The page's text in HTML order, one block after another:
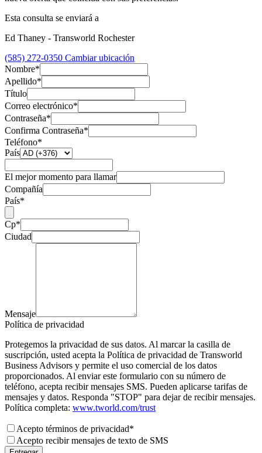
Esta consulta se enviará a
Ed Thaney - Transworld Rochester
(585) 272-0350 Cambiar ubicación
Nombre*
Apellido*
Título
Correo electrónico*
Contraseña*
Confirma Contraseña*
Teléfono*
País
El mejor momento para llamar
Compañía
País*
Cp*
Ciudad
Mensaje
Política de privacidad
Protegemos la privacidad de sus datos. Al marcar la casilla de
suscripción, usted acepta la Política de privacidad de Transworld
Business Advisors y permite el uso comercial de los datos
proporcionados. Al enviar este formulario con su número de
teléfono, acepta recibir mensajes SMS. Pueden aplicarse tarifas de
mensajes y datos. Responda "STOP" para dejar de recibir mensajes.
Política completa: www.tworld.com/trust
Acepto términos de privacidad*
Acepto recibir mensajes de texto de SMS